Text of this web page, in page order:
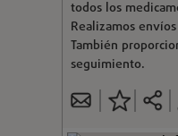
todos los
Realizamos
También
seguimiento.